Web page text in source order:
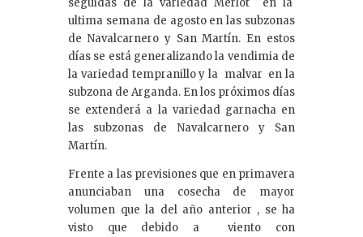
ultima semana de agosto en las subzonas
de Navalcarnero y San Martín. En estos
días se está generalizando la vendimia de
la variedad tempranillo y la malvar en la
subzona de Arganda. En los próximos días
se extenderá a la variedad garnacha en
las subzonas de Navalcarnero y San
Martín.
Frente a las previsiones que en primavera
anunciaban una cosecha de mayor
volumen que la del año anterior , se ha
visto que debido a viento con